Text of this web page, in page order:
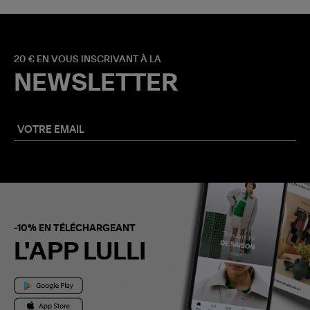
20 € EN VOUS INSCRIVANT À LA
NEWSLETTER
-10% EN TÉLÉCHARGEANT
L'APP LULLI